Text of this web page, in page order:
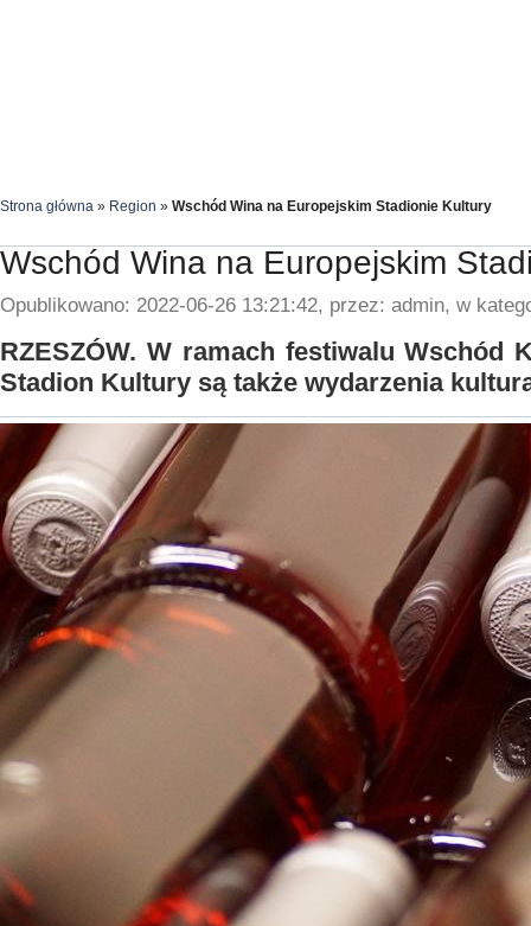
Strona główna » Region » Wschód Wina na Europejskim Stadionie Kultury
Wschód Wina na Europejskim
Opublikowano: 2022-06-26 13:21:42, przez: admin, w
RZESZÓW. W ramach festiwalu Wschód
Stadion Kultury są także wydarzenia